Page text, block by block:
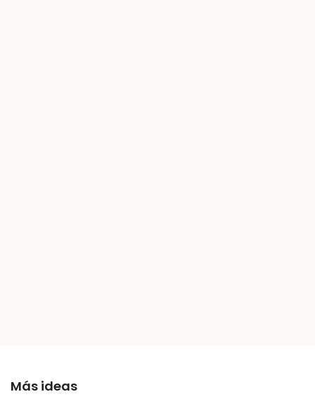
Más ideas